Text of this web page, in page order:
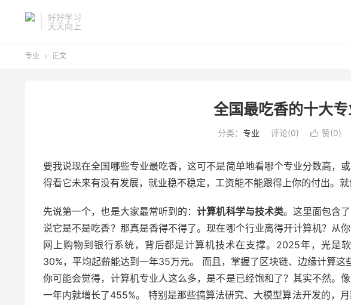
好好学习
天天向上
专业  正文
全国最吃香的十大
分类： 专业 评论(0)  赞(0)
要我说现在全国哪些专业最吃香，这可不是简单地看哪个专业分数高，
得看它未来有没有发展，就业稳不稳定，工资能不能跟得上你的付出。
先说第一个，也是大家最常听到的：计算机科学与技术类。这里面包含
说它是不是吃香？那真是香得不得了。现在哪个行业离得开计算机？从
网上购物到银行系统，背后都是计算机技术在支撑。2025年，光是
30%，平均起薪能达到一年35万元。 而且，掌握了区块链、边缘计算这
你可能会觉得，计算机专业人这么多，是不是已经饱和了？其实不然。
一年内就增长了455%。 特别是那些搞算法研究、大模型算法开发的，